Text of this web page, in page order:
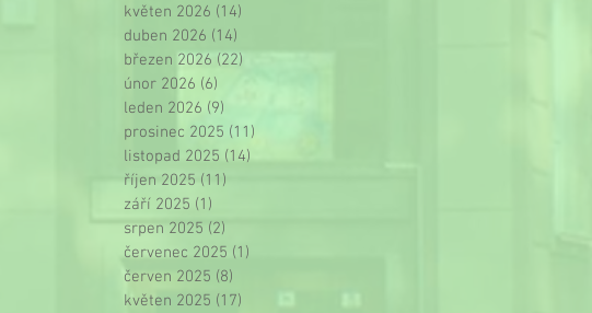
květen 2026 (14)
duben 2026 (14)
březen 2026 (22)
únor 2026 (6)
leden 2026 (9)
prosinec 2025 (11)
listopad 2025 (14)
říjen 2025 (11)
září 2025 (1)
srpen 2025 (2)
červenec 2025 (1)
červen 2025 (8)
květen 2025 (17)